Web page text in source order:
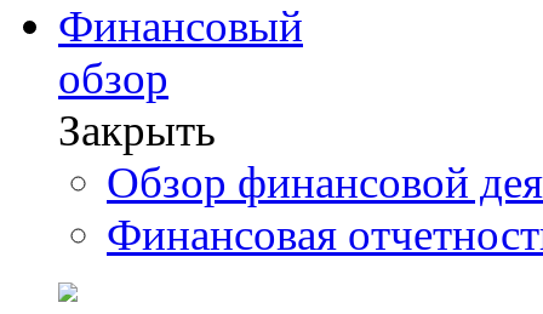
Финансовый
обзор
Закрыть
Обзор финансовой
Финансовая